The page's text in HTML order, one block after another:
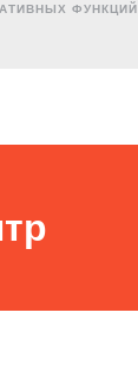
ФУНКЦИЙ